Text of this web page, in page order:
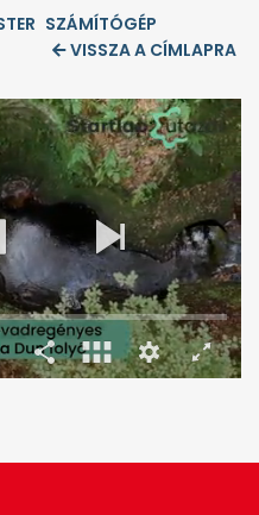
SZÁMÍTÓGÉP
VISSZA A CÍMLAPRA